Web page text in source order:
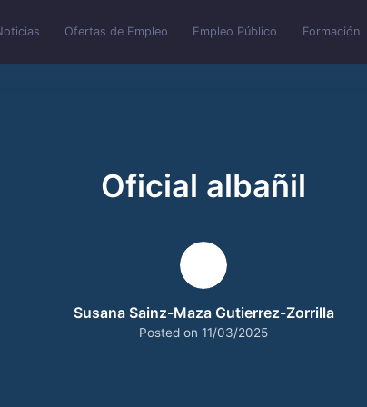
Ofertas de Empleo Empleo Público Formación
Oficial albañil
Posted on 11/03/2025
Susana Sainz-Maza Gutierrez-Zorrilla